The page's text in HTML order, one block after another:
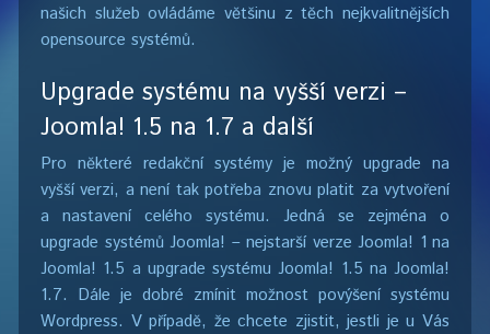
našich služeb ovládáme většinu z těch nejkvalitnějších
opensource systémů.
Upgrade systému na vyšší verzi –
Joomla! 1.5 na 1.7 a další
Pro některé redakční systémy je možný upgrade na
vyšší verzi, a není tak potřeba znovu platit za vytvoření
a nastavení celého systému. Jedná se zejména o
upgrade systémů Joomla! – nejstarší verze Joomla! 1 na
Joomla! 1.5 a upgrade systému Joomla! 1.5 na Joomla!
1.7. Dále je dobré zmínit možnost povýšení systému
Wordpress. V případě, že chcete zjistit, jestli je u Vás